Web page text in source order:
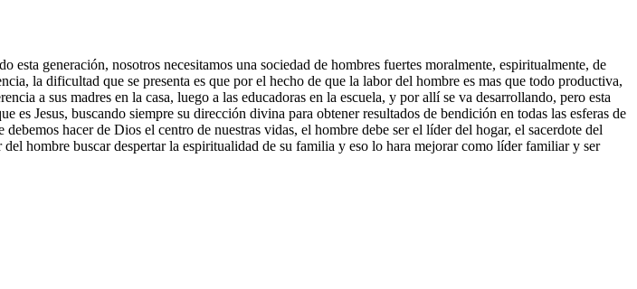
generación, nosotros necesitamos una sociedad de hombres fuertes moralmente, espiritualmente, de
la dificultad que se presenta es que por el hecho de que la labor del hombre es mas que todo productiva,
a sus madres en la casa, luego a las educadoras en la escuela, y por allí se va desarrollando, pero esta
Jesus, buscando siempre su dirección divina para obtener resultados de bendición en todas las esferas de
hacer de Dios el centro de nuestras vidas, el hombre debe ser el líder del hogar, el sacerdote del
hombre buscar despertar la espiritualidad de su familia y eso lo hara mejorar como líder familiar y ser